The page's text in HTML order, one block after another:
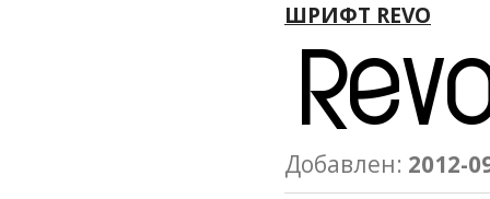
ШРИФТ REVO
Добавлен: 2012-